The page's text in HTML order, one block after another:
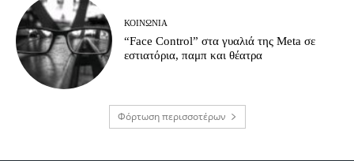
ΚΟΙΝΩΝΊΑ
“Face Control” στα γυαλιά της Meta σε
εστιατόρια, παμπ και θέατρα
Φόρτωση περισσοτέρων